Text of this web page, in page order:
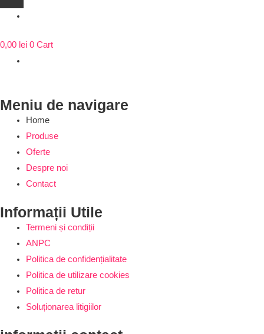
0,00 lei 0 Cart
Meniu de navigare
Home
Produse
Oferte
Despre noi
Contact
Informații Utile
Termeni și condiții
ANPC
Politica de confidențialitate
Politica de utilizare cookies
Politica de retur
Soluționarea litigiilor